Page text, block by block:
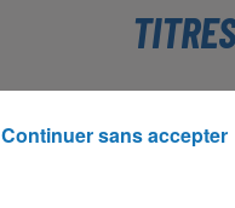
18h49
18h49
Continuer sans accepter